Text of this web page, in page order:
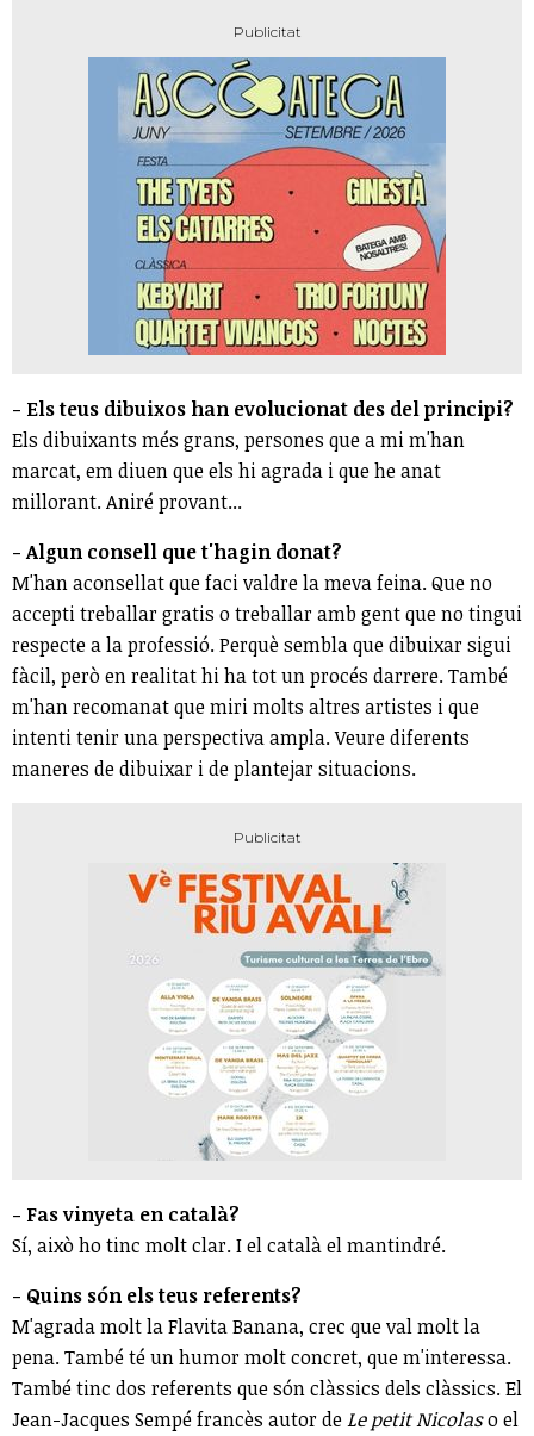
- Els teus dibuixos han evolucionat des del principi?
Els dibuixants més grans, persones que a mi m'han
marcat, em diuen que els hi agrada i que he anat
millorant. Aniré provant...
- Algun consell que t'hagin donat?
M'han aconsellat que faci valdre la meva feina. Que no
accepti treballar gratis o treballar amb gent que no tingui
respecte a la professió. Perquè sembla que dibuixar sigui
fàcil, però en realitat hi ha tot un procés darrere. També
m'han recomanat que miri molts altres artistes i que
intenti tenir una perspectiva ampla. Veure diferents
maneres de dibuixar i de plantejar situacions.
- Fas vinyeta en català?
Sí, això ho tinc molt clar. I el català el mantindré.
- Quins són els teus referents?
M'agrada molt la Flavita Banana, crec que val molt la
pena. També té un humor molt concret, que m'interessa.
També tinc dos referents que són clàssics dels clàssics. El
Jean-Jacques Sempé francès autor deLe petit Nicolaso el